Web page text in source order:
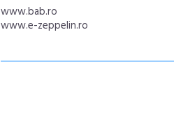
www.bab.ro
www.e-zeppelin.ro